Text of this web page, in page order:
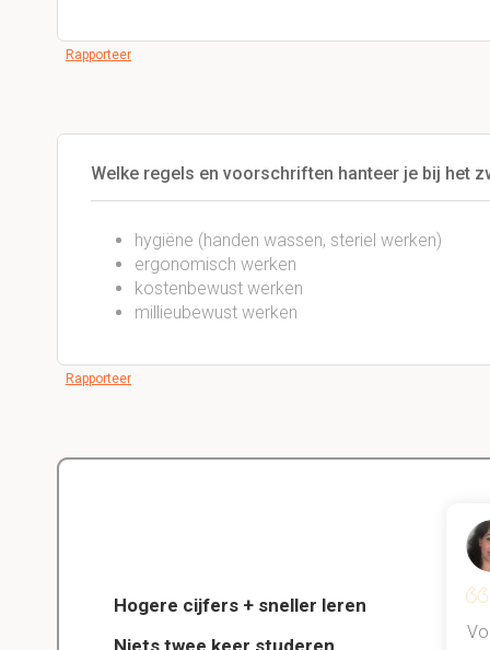
Rapporteer
Welke regels en voorschriften hanteer je bij het
hygiëne (handen wassen, steriel werken)
ergonomisch werken
kostenbewust werken
millieubewust werken
Rapporteer
Hogere cijfers + sneller leren
Niets twee keer studeren